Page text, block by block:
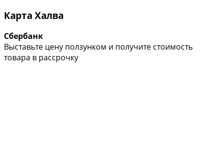
Карта Халва
Сбербанк
Выставьте цену ползунком и получите стоимость
товара в рассрочку